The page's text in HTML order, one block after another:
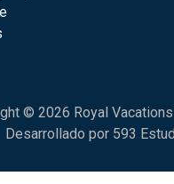
© 2026 Royal
Desarrollado por 593